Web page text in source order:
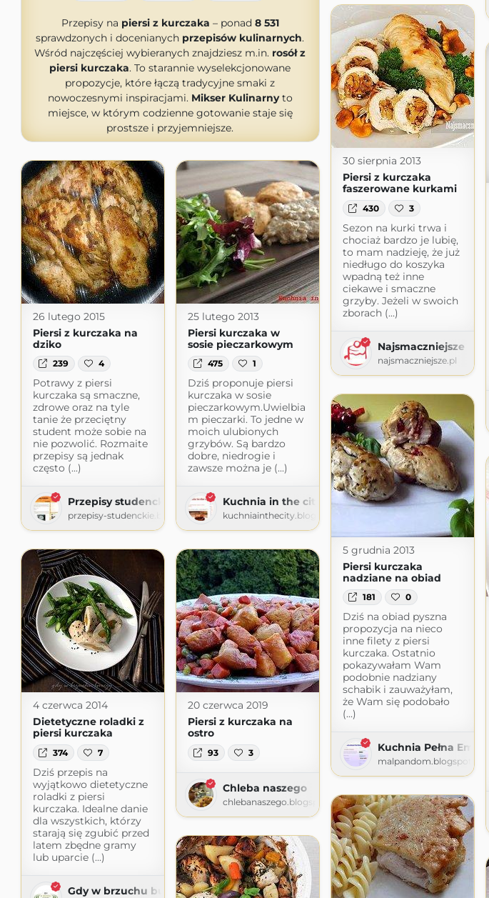
Przepisy na piersi z kurczaka – ponad 8 531
sprawdzonych i docenianych przepisów kulinarnych.
Wśród najczęściej wybieranych znajdziesz m.in. rosół z
piersi kurczaka. To starannie wyselekcjonowane
propozycje, które łączą tradycyjne smaki z
nowoczesnymi inspiracjami. Mikser Kulinarnyto
miejsce, w którym codzienne gotowanie staje się
prostsze i przyjemniejsze.
30 sierpnia 2013
Piersi z kurczaka
faszerowane kurkami
430 3
Sezon na kurki trwa i
chociaż bardzo je lubię,
to mam nadzieję, że już
niedługo do koszyka
wpadną też inne
ciekawe i smaczne
grzyby. Jeżeli w swoich
zborach (...)
Najsmaczniejsze
najsmaczniejsze.pl
26 lutego 2015
Piersi z kurczaka na
dziko
239 4
Potrawy z piersi
kurczaka są smaczne,
zdrowe oraz na tyle
tanie że przeciętny
student może sobie na
nie pozwolić. Rozmaite
przepisy są jednak
często (...)
Przepisy studenckie
przepisy-studenckie.blogspot.com
25 lutego 2013
Piersi kurczaka w
sosie pieczarkowym
475 1
Dziś proponuje piersi
kurczaka w sosie
pieczarkowym.Uwielbia
m pieczarki. To jedne w
moich ulubionych
grzybów. Są bardzo
dobre, niedrogie i
zawsze można je (...)
Kuchnia in the city
kuchniainthecity.blogspot.com
5 grudnia 2013
Piersi kurczaka
nadziane na obiad
181 0
Dziś na obiad pyszna
propozycja na nieco
inne filety z piersi
kurczaka. Ostatnio
pokazywałam Wam
podobnie nadziany
schabik i zauważyłam,
że Wam się podobało
(...)
Kuchnia Pełna Emocji
malpandom.blogspot.com
4 czerwca 2014
Dietetyczne roladki z
piersi kurczaka
374 7
Dziś przepis na
wyjątkowo dietetyczne
roladki z piersi
kurczaka. Idealne danie
dla wszystkich, którzy
starają się zgubić przed
latem zbędne gramy
lub uparcie (...)
Gdy w brzuchu burczy
20 czerwca 2019
Piersi z kurczaka na
ostro
93 3
Chleba naszego
chlebanaszego.blogspot.com